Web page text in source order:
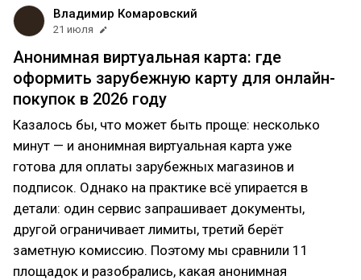
Владимир Комаровский
21 июля
Анонимная виртуальная карта: где
оформить зарубежную карту для онлайн-
покупок в 2026 году
Казалось бы, что может быть проще: несколько
минут — и анонимная виртуальная карта уже
готова для оплаты зарубежных магазинов и
подписок. Однако на практике всё упирается в
детали: один сервис запрашивает документы,
другой ограничивает лимиты, третий берёт
заметную комиссию. Поэтому мы сравнили 11
площадок и разобрались, какая анонимная